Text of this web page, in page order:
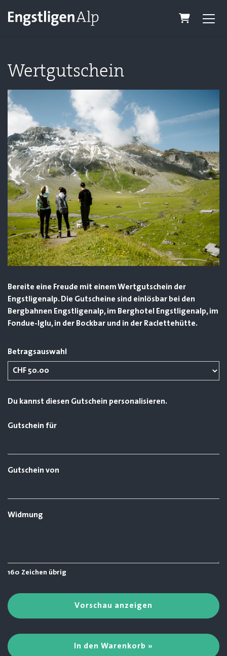
Warenkorb
Wertgutschein
Bereite eine Freude mit einem Wertgutschein der
Engstligenalp. Die Gutscheine sind einlösbar bei den
Bergbahnen Engstligenalp, im Berghotel Engstligenalp, im
Fondue-Iglu, in der Bockbar und in der Raclettehütte.
Betragsauswahl
Du kannst diesen Gutschein personalisieren.
Gutschein für
Gutschein von
Widmung
160 Zeichen übrig
Vorschau anzeigen
In den Warenkorb »